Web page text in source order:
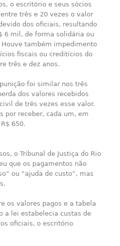
o escritório e seus sócios
três e 20 vezes o valor
dos oficiais, resultando
6 mil, de forma solidária ou
também impedimento
fiscais ou creditícios do
três e dez anos.
foi similar nos três
dos valores recebidos
de três vezes esse valor.
por receber, cada um, em
650.
o Tribunal de Justiça do Rio
que os pagamentos não
ou “ajuda de custo”, mas
os valores pagos e a tabela
a lei estabelecia custas de
oficiais, o escritório